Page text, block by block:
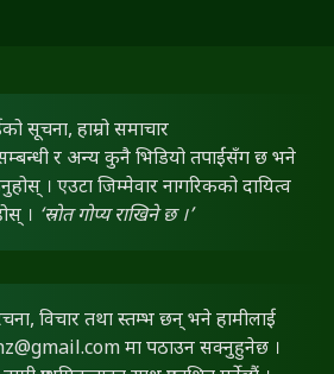
सूचना, हाम्रो समाचार
सम्बन्धी र अन्य कुनै भिडियो तपाईंसँग छ भने
। एउटा जिम्मेवार नागरिकको दायित्व
। ‘स्रोत गोप्य राखिने छ ।’
विचार तथा स्तम्भ छन् भने हामीलाई
मा पठाउन सक्नुहुनेछ ।